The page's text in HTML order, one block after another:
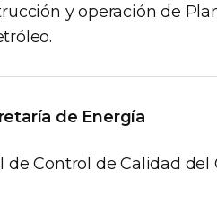
y operación de
de Energía
de Control de Calidad del